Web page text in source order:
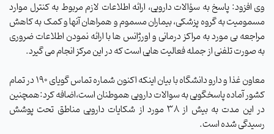
وی افزود: پاسخ به سؤالات دارویی،‌ ارائه اطلاعات لازم مربوط به کنترل موارد
مسمومیت به گروه پزشکی،‌ بیماران مسموم و همراهان آنها و کمک به کاهش
مراجعه بی مورد به مراکز درمانی و اورژانس ها با ارائه نمودن اطلاعات ضروری
به صورت تلفنی از جمله فعالیت هایی است که در این مرکز انجام می گیرد.
معاون غذا و دارو
دانشگاه با بیان اینکه اکنون شماره تماس گویای 190 در تمام
کشور آماده پاسخگویی به سوالات دارویی هموطنان است،اضافه کرد:همچنین
در این مدت به بیش از 38 مورد از شکایات دارویی مناطق تحت پوشش
رسیدگی شده است.